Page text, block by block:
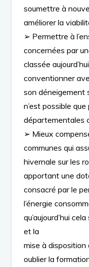
soumettre à
améliorer la
➢ Permettre à
concernées par
classée
conventionner
son déneigement
n’est possible
départementales
➢ Mieux
communes qui
hivernale sur les
apportant une
consacré par le
l’énergie
qu’aujourd’hui cela
et la
mise à disposition
oublier la